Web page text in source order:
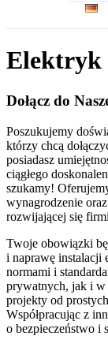
Elektryk
Dołącz do
Poszukujemy
którzy chcą
posiadasz
ciągłego
szukamy!
wynagrodzenie
rozwijającej się
Twoje obowiązki
i naprawę instalacji
normami i
prywatnych, jak i w
projekty od
Współpracując z
o bezpieczeństwo i